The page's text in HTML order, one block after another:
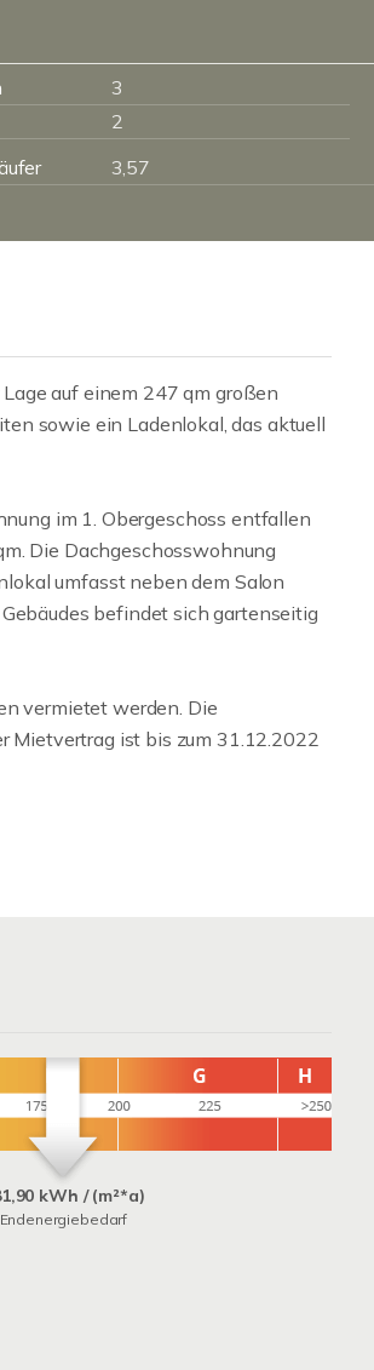
3
2
3,57
auf einem 247 qm großen
sowie ein Ladenlokal, das aktuell
im 1. Obergeschoss entfallen
Die Dachgeschosswohnung
umfasst neben dem Salon
befindet sich gartenseitig
vermietet werden. Die
Mietvertrag ist bis zum 31.12.2022
kWh / (m²*a)
Endenergiebedarf